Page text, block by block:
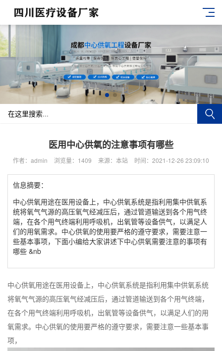
医用中心供氧的注意事项有哪些
作者：admin 浏览量：1409 来源：本站 时间：2021-12-26 23:09:10
信息摘要：
中心供氧用途在医用设备上，中心供氧系统是指利用集中供氧系
统将氧气气源的高压氧气经减压后，通过管道输送到各个用气终
端，在各个用气终端利用呼吸机，出氧管等设备供气，以满足人
们的用氧需求。中心供氧的使用要严格的遵守要求，需要注意一
些基本事项，下面小编给大家讲述下中心供氧需要注意的事项有
哪些 &nb
中心供氧用途在医用设备上，中心供氧系统是指利用集中供氧系统
将氧气气源的高压氧气经减压后，通过管道输送到各个用气终端，
在各个用气终端利用呼吸机，出氧管等设备供气，以满足人们的用
氧需求。中心供氧的使用要严格的遵守要求，需要注意一些基本事
项，